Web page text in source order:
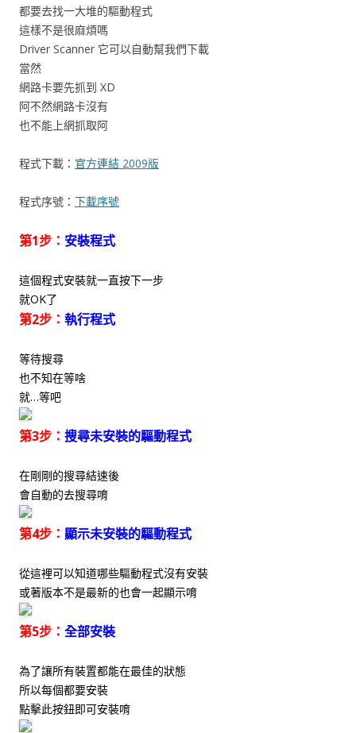
都要去找一大堆的驅動程式
這樣不是很麻煩嗎
Driver Scanner 它可以自動幫我們下載
當然
網路卡要先抓到 XD
阿不然網路卡沒有
也不能上網抓取阿
程式下載： 官方連結 2009版
程式序號： 下載序號
第1步： 安裝程式
這個程式安裝就一直按下一步
就OK了
第2步： 執行程式
等待搜尋
也不知在等啥
就…等吧
第3步： 搜尋未安裝的驅動程式
在剛剛的搜尋結速後
會自動的去搜尋唷
第4步： 顯示未安裝的驅動程式
從這裡可以知道哪些驅動程式沒有安裝
或著版本不是最新的也會一起顯示唷
第5步： 全部安裝
為了讓所有裝置都能在最佳的狀態
所以每個都要安裝
點擊此按鈕即可安裝唷